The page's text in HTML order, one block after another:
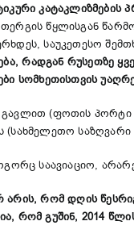
წყლისგან
საუკეთესო
რადგან რუსეთზე
სომხეთისთვის
(ფოთის პორტი
(სახმელეთო
საავიაციო,
არის, რომ დღის
რომ გუშინ, 2014